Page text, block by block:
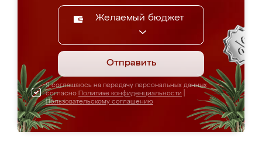
Желаемый бюджет
Отправить
Я соглашаюсь на передачу персональных данных
согласно Политике конфиденциальности
Пользовательскому соглашению